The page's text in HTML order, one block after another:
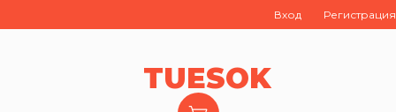
Вход Регистрация
TUESOK